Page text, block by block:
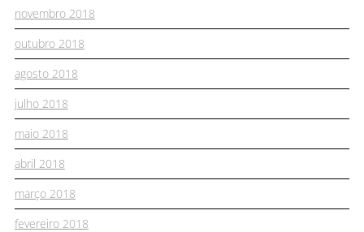
novembro 2018
outubro 2018
agosto 2018
julho 2018
maio 2018
abril 2018
março 2018
fevereiro 2018